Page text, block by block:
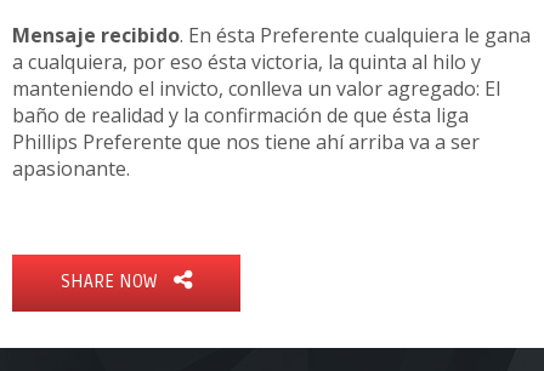
Mensaje recibido. En ésta Preferente cualquiera le gana
a cualquiera, por eso ésta victoria, la quinta al hilo y
manteniendo el invicto, conlleva un valor agregado: El
baño de realidad y la confirmación de que ésta liga
Phillips Preferente que nos tiene ahí arriba va a ser
apasionante.
SHARE NOW